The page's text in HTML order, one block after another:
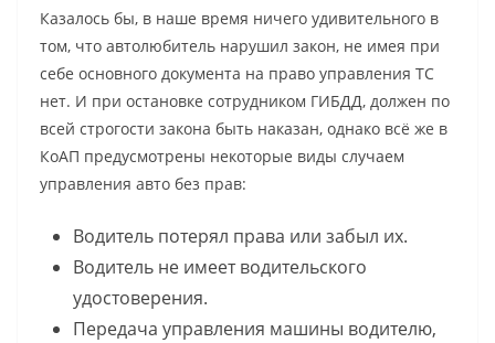
Казалось бы, в наше время ничего удивительного в
том, что автолюбитель нарушил закон, не имея при
себе основного документа на право управления ТС
нет. И при остановке сотрудником ГИБДД, должен по
всей строгости закона быть наказан, однако всё же в
КоАП предусмотрены некоторые виды случаем
управления авто без прав:
Водитель потерял права или забыл их.
Водитель не имеет водительского
удостоверения.
Передача управления машины водителю,